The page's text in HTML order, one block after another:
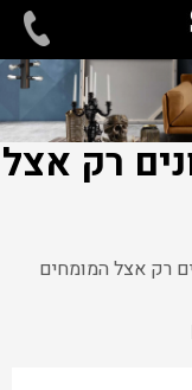
רק אצל
רק אצל המומחים